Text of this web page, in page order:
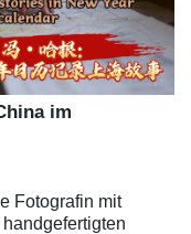
im
Fotografin mit